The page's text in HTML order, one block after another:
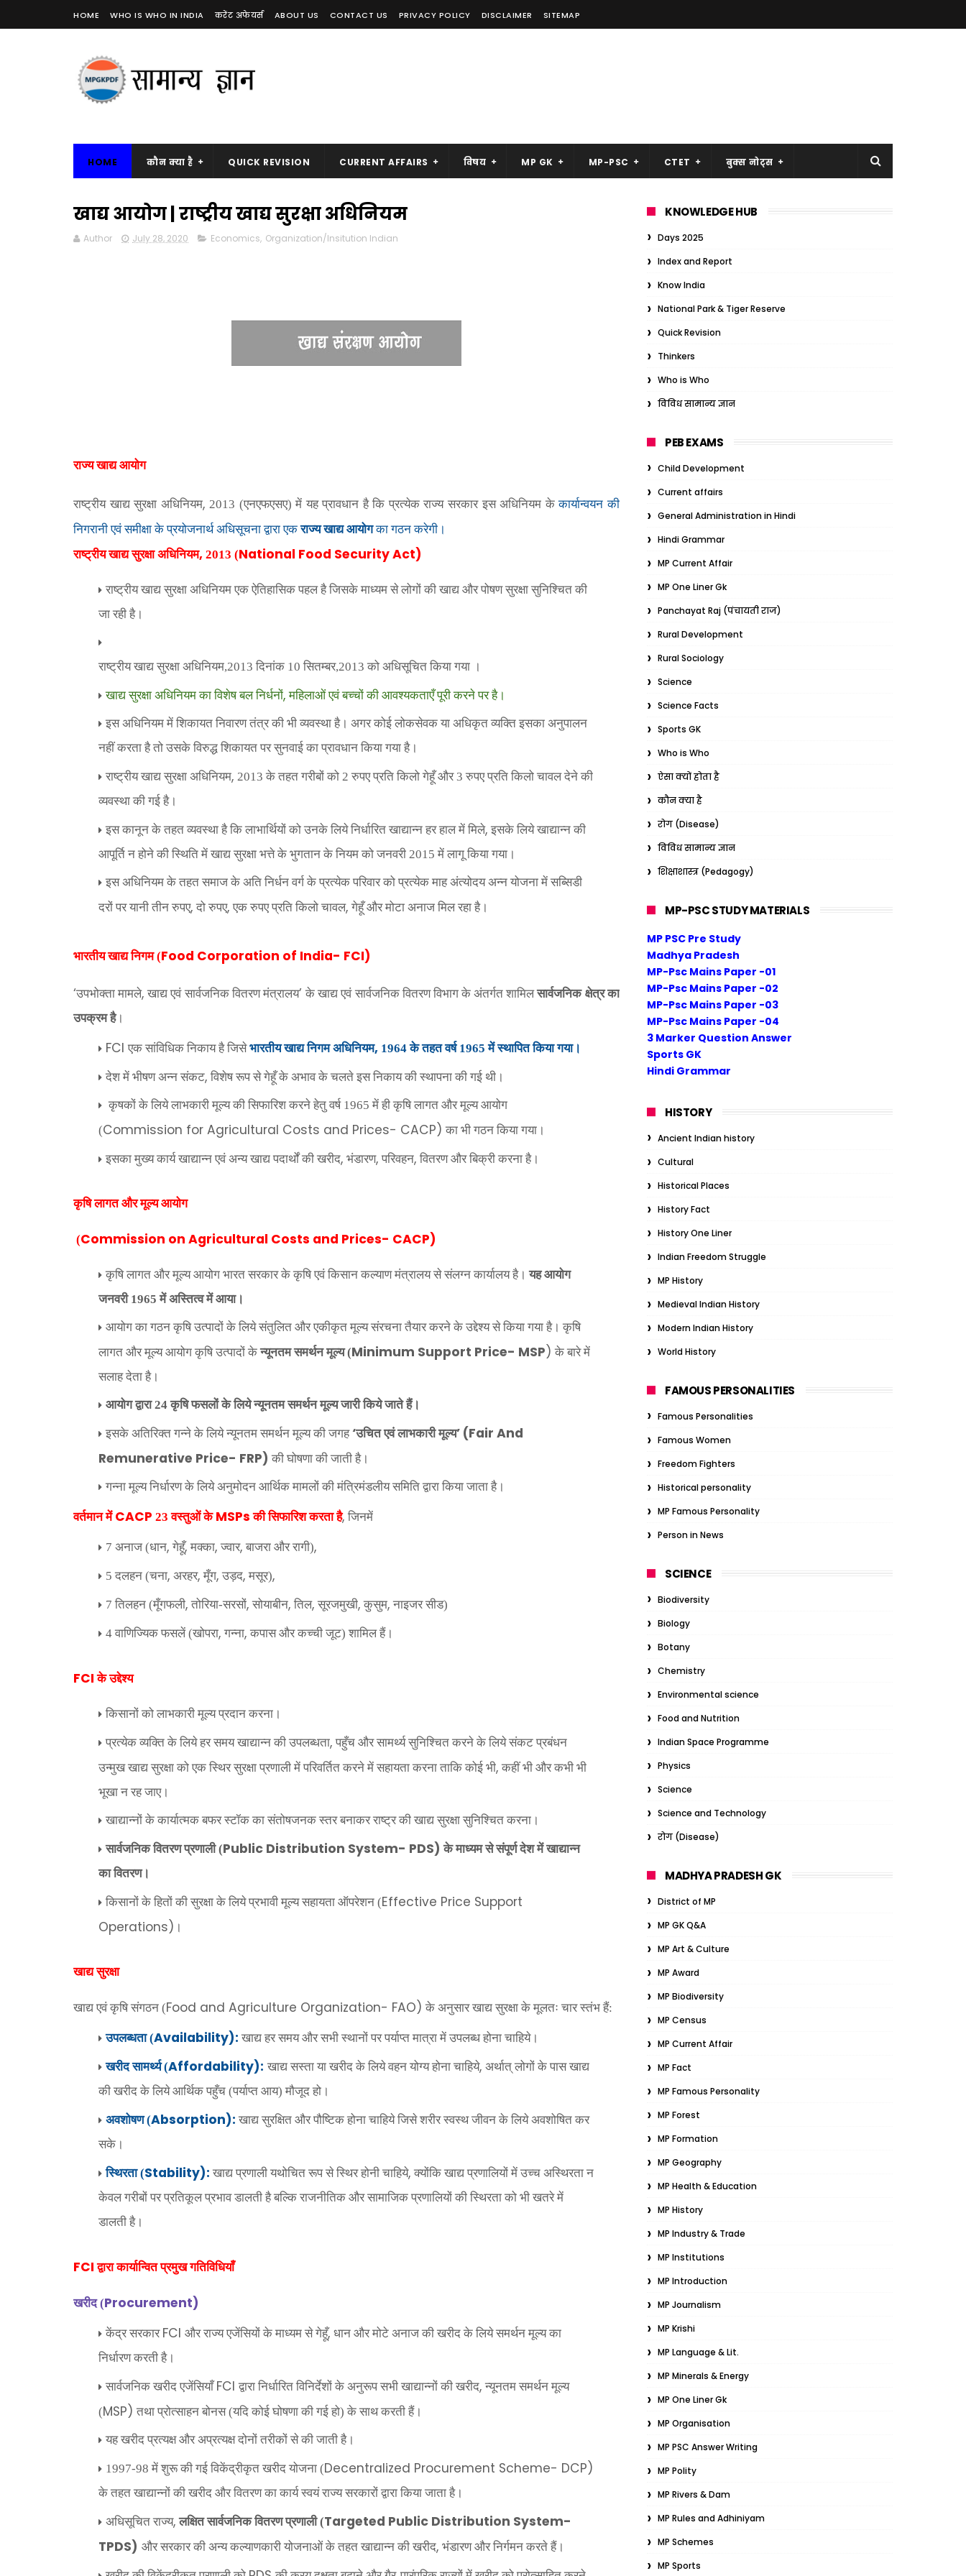
HOME WHO IS WHO IN INDIA करेंट अफेयर्स ABOUT US CONTACT US PRIVACY POLICY DISCLAIMER SITEMAP
HOME कौन क्या है QUICK REVISION CURRENT AFFAIRS विषय MP GK MP-PSC CTET बुक्स नोट्स
खाद्य आयोग | राष्ट्रीय खाद्य सुरक्षा अधिनियम
Author July 28, 2020 Economics, Organization/Insitution Indian
राज्‍य खाद्य आयोग
राष्‍ट्रीय खाद्य सुरक्षा अधिनियम,2013 (एनएफएसए) में यह प्रावधान है कि प्रत्‍येक राज्‍य सरकार इस अधिनियम केकार्यान्‍वयन की
निगरानी एवं समीक्षा के प्रयोजनार्थ अधिसूचना द्वारा एकराज्‍य खाद्य आयोगका गठन करेगी।
राष्‍ट्रीय खाद्य सुरक्षा अधिनियम, 2013 (National Food Security Act)
राष्ट्रीय खाद्य सुरक्षा अधिनियम एक ऐतिहासिक पहल है जिसके माध्यम से लोगों की खाद्य और पोषण सुरक्षा सुनिश्चित की
जा रही है।
राष्‍ट्रीय खाद्य सुरक्षा अधिनियम,2013 दिनांक 10 सितम्‍बर,2013 को अधिसूचित किया गया ।
खाद्य सुरक्षा अधिनियम का विशेष बल निर्धनों,महिलाओं एवं बच्‍चों की आवश्यकताएँ पूरी करने पर है।
इस अधिनियम में शिकायत निवारण तंत्र की भी व्‍यवस्‍था है। अगर कोई लोकसेवक या अधिकृत व्‍यक्ति इसका अनुपालन
नहीं करता है तो उसके विरुद्ध शिकायत पर सुनवाई का प्रावधान किया गया है।
राष्ट्रीय खाद्य सुरक्षा अधिनियम, 2013 के तहत गरीबों को 2 रुपए प्रति किलो गेहूँ और 3 रुपए प्रति किलो चावल देने की
व्यवस्था की गई है।
इस कानून के तहत व्यवस्था है कि लाभार्थियों को उनके लिये निर्धारित खाद्यान्न हर हाल में मिले, इसके लिये खाद्यान्न की
आपूर्ति न होने की स्थिति में खाद्य सुरक्षा भत्ते के भुगतान के नियम को जनवरी 2015 में लागू किया गया।
इस अधिनियम के तहत समाज के अति निर्धन वर्ग के प्रत्येक परिवार को प्रत्येक माह अंत्‍योदय अन्‍न योजना में सब्सिडी
दरों पर यानी तीन रुपए, दो रुपए, एक रुपए प्रति किलो चावल, गेहूँ और मोटा अनाज मिल रहा है।
भारतीय खाद्य निगम (Food Corporation of India- FCI)
‘उपभोक्ता मामले,खाद्य एवं सार्वजनिक वितरण मंत्रालय’के खाद्य एवं सार्वजनिक वितरण विभाग के अंतर्गत शामिलसार्वजनिक क्षेत्र का
उपक्रम है।
FCI एक सांविधिक निकाय है जिसेभारतीय खाद्य निगम अधिनियम, 1964 के तहत वर्ष 1965 में स्थापित किया गया।
देश में भीषण अन्न संकट, विशेष रूप से गेहूँ के अभाव के चलते इस निकाय की स्थापना की गई थी।
कृषकों के लिये लाभकारी मूल्य की सिफारिश करने हेतु वर्ष 1965 में ही कृषि लागत और मूल्य आयोग
(Commission for Agricultural Costs and Prices- CACP) का भी गठन किया गया।
इसका मुख्य कार्य खाद्यान्न एवं अन्य खाद्य पदार्थों की खरीद, भंडारण, परिवहन, वितरण और बिक्री करना है।
कृषि लागत और मूल्य आयोग
(Commission on Agricultural Costs and Prices- CACP)
कृषि लागत और मूल्य आयोग भारत सरकार के कृषि एवं किसान कल्याण मंत्रालय से संलग्न कार्यालय है। यह आयोग
जनवरी 1965 में अस्तित्व में आया।
आयोग का गठन कृषि उत्पादों के लिये संतुलित और एकीकृत मूल्य संरचना तैयार करने के उद्देश्य से किया गया है। कृषि
लागत और मूल्य आयोग कृषि उत्पादों केन्यूनतम समर्थन मूल्य (Minimum Support Price- MSP) के बारे में
सलाह देता है।
आयोग द्वारा 24 कृषि फसलों के लिये न्यूनतम समर्थन मूल्य जारी किये जाते हैं।
इसके अतिरिक्त गन्ने के लिये न्यूनतम समर्थन मूल्य की जगह ‘उचित एवं लाभकारी मूल्य’ (Fair And
Remunerative Price- FRP) की घोषणा की जाती है।
गन्ना मूल्य निर्धारण के लिये अनुमोदन आर्थिक मामलों की मंत्रिमंडलीय समिति द्वारा किया जाता है।
वर्तमान में CACP 23 वस्तुओं के MSPsकी सिफारिश करता है, जिनमें
7 अनाज (धान, गेहूँ, मक्का, ज्वार, बाजरा और रागी),
5 दलहन (चना, अरहर, मूँग, उड़द, मसूर),
7 तिलहन (मूँगफली, तोरिया-सरसों, सोयाबीन, तिल, सूरजमुखी, कुसुम, नाइजर सीड)
4 वाणिज्यिक फसलें (खोपरा, गन्ना, कपास और कच्ची जूट) शामिल हैं।
FCIके उद्देश्य
किसानों को लाभकारी मूल्य प्रदान करना।
प्रत्येक व्यक्ति के लिये हर समय खाद्यान्न की उपलब्धता, पहुँच और सामर्थ्य सुनिश्चित करने के लिये संकट प्रबंधन
उन्मुख खाद्य सुरक्षा को एक स्थिर सुरक्षा प्रणाली में परिवर्तित करने में सहायता करना ताकि कोई भी, कहीं भी और कभी भी
भूखा न रह जाए।
खाद्यान्नों के कार्यात्मक बफर स्टॉक का संतोषजनक स्तर बनाकर राष्ट्र की खाद्य सुरक्षा सुनिश्चित करना।
सार्वजनिक वितरण प्रणाली (Public Distribution System- PDS)के माध्यम से संपूर्ण देश में खाद्यान्न
का वितरण।
किसानों के हितों की सुरक्षा के लिये प्रभावी मूल्य सहायता ऑपरेशन (Effective Price Support
Operations) ।
खाद्य सुरक्षा
खाद्य एवं कृषि संगठन (Food and Agriculture Organization- FAO) के अनुसार खाद्य सुरक्षा के मूलतः चार स्तंभ हैं:
उपलब्धता (Availability): खाद्य हर समय और सभी स्थानों पर पर्याप्त मात्रा में उपलब्ध होना चाहिये।
खरीद सामर्थ्य (Affordability): खाद्य सस्ता या खरीद के लिये वहन योग्य होना चाहिये, अर्थात् लोगों के पास खाद्य
की खरीद के लिये आर्थिक पहुँच (पर्याप्त आय) मौजूद हो।
अवशोषण (Absorption): खाद्य सुरक्षित और पौष्टिक होना चाहिये जिसे शरीर स्वस्थ जीवन के लिये अवशोषित कर
सके।
स्थिरता (Stability): खाद्य प्रणाली यथोचित रूप से स्थिर होनी चाहिये, क्योंकि खाद्य प्रणालियों में उच्च अस्थिरता न
केवल गरीबों पर प्रतिकूल प्रभाव डालती है बल्कि राजनीतिक और सामाजिक प्रणालियों की स्थिरता को भी खतरे में
डालती है।
FCIद्वारा कार्यान्वित प्रमुख गतिविधियाँ
खरीद (Procurement)
केंद्र सरकार FCI और राज्य एजेंसियों के माध्यम से गेहूँ, धान और मोटे अनाज की खरीद के लिये समर्थन मूल्य का
निर्धारण करती है।
सार्वजनिक खरीद एजेंसियाँ FCI द्वारा निर्धारित विनिर्देशों के अनुरूप सभी खाद्यान्नों की खरीद, न्यूनतम समर्थन मूल्य
(MSP) तथा प्रोत्साहन बोनस (यदि कोई घोषणा की गई हो) के साथ करती हैं।
यह खरीद प्रत्यक्ष और अप्रत्यक्ष दोनों तरीकों से की जाती है।
1997-98 में शुरू की गई विकेंद्रीकृत खरीद योजना (Decentralized Procurement Scheme- DCP)
के तहत खाद्यान्नों की खरीद और वितरण का कार्य स्वयं राज्य सरकारों द्वारा किया जाता है।
अधिसूचित राज्य,लक्षित सार्वजनिक वितरण प्रणाली (Targeted Public Distribution System-
TPDS) और सरकार की अन्य कल्याणकारी योजनाओं के तहत खाद्यान्न की खरीद, भंडारण और निर्गमन करते हैं।
KNOWLEDGE HUB
Days 2025
Index and Report
Know India
National Park & Tiger Reserve
Quick Revision
Thinkers
Who is Who
विविध सामान्य ज्ञान
PEB EXAMS
Child Development
Current affairs
General Administration in Hindi
Hindi Grammar
MP Current Affair
MP One Liner Gk
Panchayat Raj (पंचायती राज)
Rural Development
Rural Sociology
Science
Science Facts
Sports GK
Who is Who
ऐसा क्यों होता है
कौन क्या है
रोग (Disease)
विविध सामान्य ज्ञान
शिक्षाशास्त्र (Pedagogy)
MP-PSC STUDY MATERIALS
MP PSC Pre Study
Madhya Pradesh
MP-Psc Mains Paper -01
MP-Psc Mains Paper -02
MP-Psc Mains Paper -03
MP-Psc Mains Paper -04
3 Marker Question Answer
Sports GK
Hindi Grammar
HISTORY
Ancient Indian history
Cultural
Historical Places
History Fact
History One Liner
Indian Freedom Struggle
MP History
Medieval Indian History
Modern Indian History
World History
FAMOUS PERSONALITIES
Famous Personalities
Famous Women
Freedom Fighters
Historical personality
MP Famous Personality
Person in News
SCIENCE
Biodiversity
Biology
Botany
Chemistry
Environmental science
Food and Nutrition
Indian Space Programme
Physics
Science
Science and Technology
रोग (Disease)
MADHYA PRADESH GK
District of MP
MP GK Q&A
MP Art & Culture
MP Award
MP Biodiversity
MP Census
MP Current Affair
MP Fact
MP Famous Personality
MP Forest
MP Formation
MP Geography
MP Health & Education
MP History
MP Industry & Trade
MP Institutions
MP Introduction
MP Journalism
MP Krishi
MP Language & Lit.
MP Minerals & Energy
MP One Liner Gk
MP Organisation
MP PSC Answer Writing
MP Polity
MP Rivers & Dam
MP Rules and Adhiniyam
MP Schemes
MP Sports